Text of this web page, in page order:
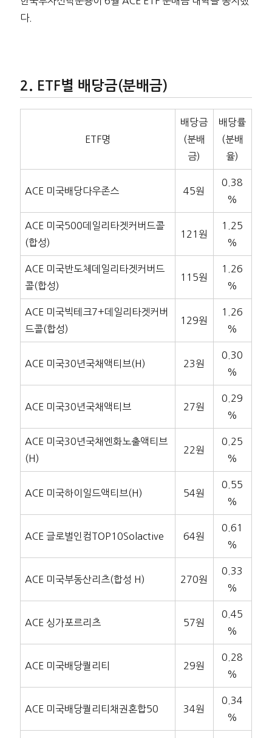
다.
ETF별 배당금(분배금)
ETF명
배당금
(분배
금)
배당률
(분배
율)
ACE 미국배당다우존스 45원
0.38
%
ACE 미국500데일리타겟커버드콜
(합성)
121원
1.25
%
ACE 미국반도체데일리타겟커버드
콜(합성)
115원
1.26
%
ACE 미국빅테크7+데일리타겟커버
드콜(합성)
129원
1.26
%
ACE 미국30년국채액티브(H) 23원
0.30
%
ACE 미국30년국채액티브 27원
0.29
%
ACE 미국30년국채엔화노출액티브
(H)
22원
0.25
%
ACE 미국하이일드액티브(H) 54원
0.55
%
ACE 글로벌인컴TOP10Solactive 64원
0.61
%
ACE 미국부동산리츠(합성 H) 270원
0.33
%
ACE 싱가포르리츠 57원
0.45
%
ACE 미국배당퀄리티 29원
0.28
%
ACE 미국배당퀄리티채권혼합50 34원
0.34
%